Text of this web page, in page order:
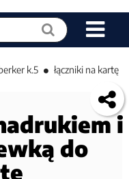
k.5
łączniki na kartę
i
do